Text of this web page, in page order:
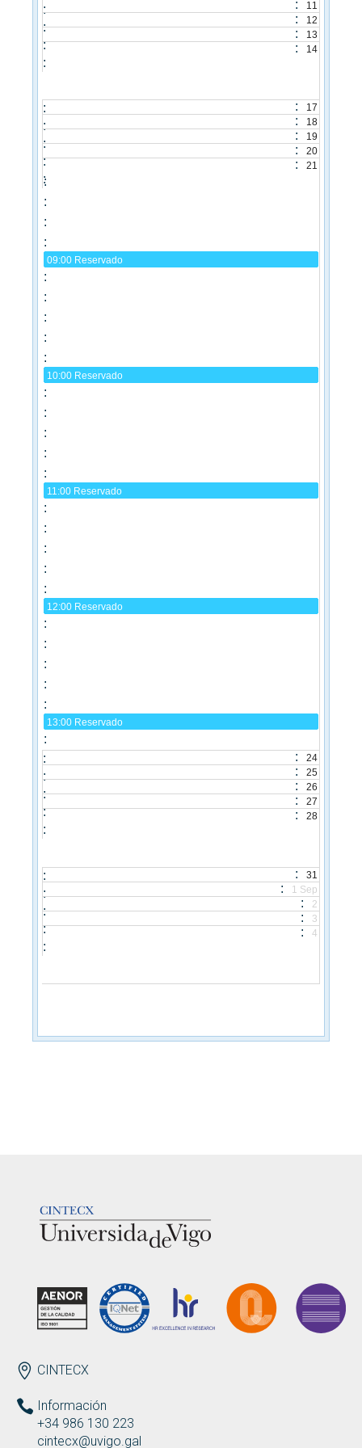
11
12
13
14
17
18
19
20
21
09:00 Reservado
10:00 Reservado
11:00 Reservado
12:00 Reservado
13:00 Reservado
24
25
26
27
28
31
1 Sep
2
3
4
ENDEREZO ES
CINTECX
Información
+34 986 130 223
cintecx@uvigo.gal